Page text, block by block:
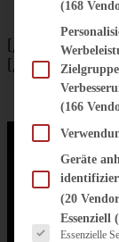
[/tab]
[/tabs]
(168
(166
Geräte
(20
Es folgt eine Liste
Essenziell
Essenzielle